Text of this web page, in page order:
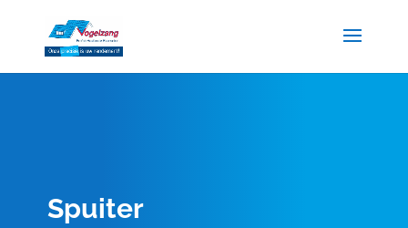
Spuiter